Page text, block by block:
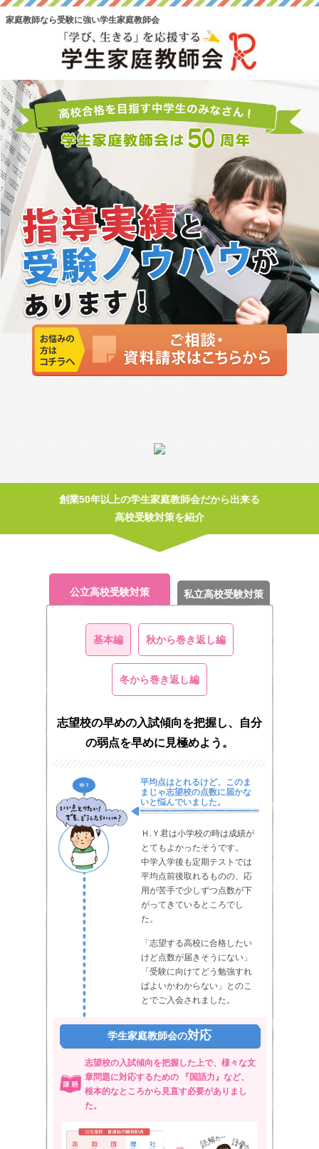
家庭教師なら受験に強い学生家庭教師会
創業50年以上の学生家庭教師会だから出来る
高校受験対策を紹介
公立高校受験対策 私立高校受験対策
基本編 秋から巻き返し編
冬から巻き返し編
志望校の早めの入試傾向を把握し、自分
の弱点を早めに見極めよう。
平均点はとれるけど、このま
まじゃ志望校の点数に届かな
いと悩んでいました。
Ｈ.Ｙ君は小学校の時は成績が
とてもよかったそうです。
中学入学後も定期テストでは
平均点前後取れるものの、応
用が苦手で少しずつ点数が下
がってきているところでし
た。
「志望する高校に合格したい
けど点数が届きそうにない」
「受験に向けてどう勉強すれ
ばよいかわからない」とのこ
とでご入会されました。
学生家庭教師会の対応
志望校の入試傾向を把握した上で、様々な文
章問題に対応するための 『国語力』など、
根本的なところから見直す必要がありまし
た。